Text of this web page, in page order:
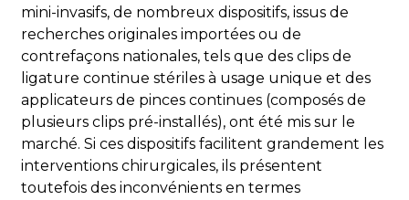
mini-invasifs, de nombreux dispositifs, issus de
recherches originales importées ou de
contrefaçons nationales, tels que des clips de
ligature continue stériles à usage unique et des
applicateurs de pinces continues (composés de
plusieurs clips pré-installés), ont été mis sur le
marché. Si ces dispositifs facilitent grandement les
interventions chirurgicales, ils présentent
toutefois des inconvénients en termes